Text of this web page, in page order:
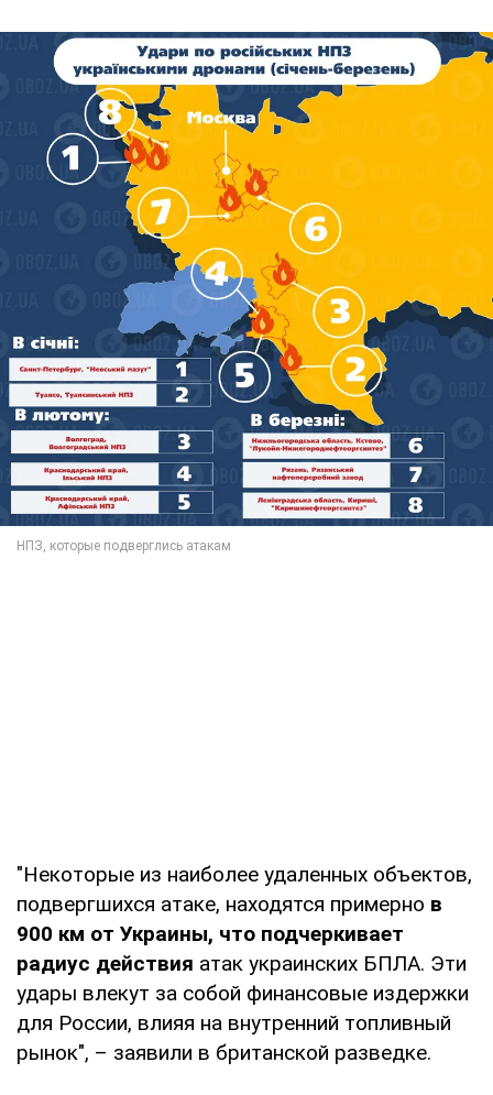
"Некоторые из наиболее удаленных объектов,
подвергшихся атаке, находятся примерно в
900 км от Украины, что подчеркивает
радиус действия атак украинских БПЛА. Эти
удары влекут за собой финансовые издержки
для России, влияя на внутренний топливный
рынок", – заявили в британской разведке.